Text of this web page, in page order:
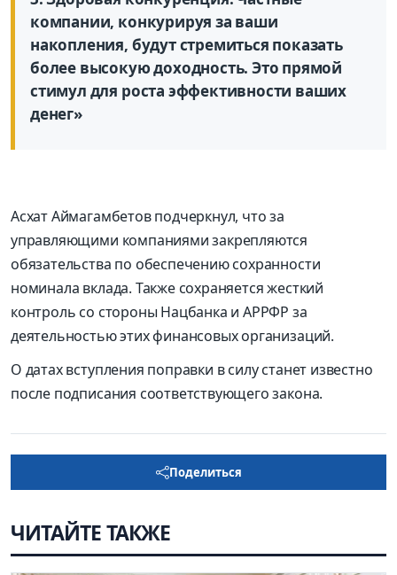
компании, конкурируя за ваши
накопления, будут стремиться показать
более высокую доходность. Это прямой
стимул для роста эффективности ваших
денег»
Асхат Аймагамбетов подчеркнул, что за
управляющими компаниями закрепляются
обязательства по обеспечению сохранности
номинала вклада. Также сохраняется жесткий
контроль со стороны Нацбанка и АРРФР за
деятельностью этих финансовых организаций.
О датах вступления поправки в силу станет известно
после подписания соответствующего закона.
Поделиться
ЧИТАЙТЕ ТАКЖЕ